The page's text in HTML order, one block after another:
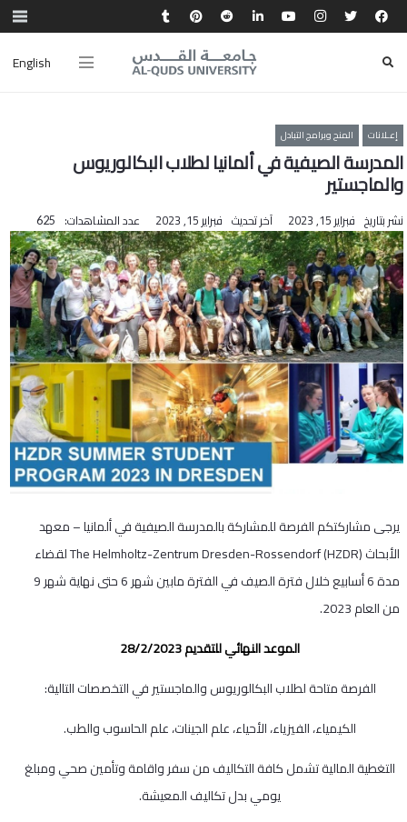
English
إعـلانات المنح وبرامج التبادل
المدرسة الصيفية في ألمانيا لطلاب البكالوريوس
والماجستير
نشر بتاريخ فبراير 15, 2023 آخر تحديث فبراير 15, 2023 عدد المشاهدات: 625
يرجى مشاركتكم الفرصة للمشاركة بالمدرسة الصيفية في ألمانيا – معهد
الأبحاث The Helmholtz-Zentrum Dresden-Rossendorf (HZDR) لقضاء
مدة 6 أسابيع خلال فترة الصيف في الفترة مابين شهر 6 حتى نهاية شهر 9
من العام 2023.
الموعد النهائي للتقديم 28/2/2023
الفرصة متاحة لطلاب البكالوريوس والماجستير في التخصصات التالية:
الكيمياء، الفيزياء، الأحياء، علم الجينات، علم الحاسوب والطب.
التغطية المالية تشمل كافة التكاليف من سفر واقامة وتأمين صحي ومبلغ
يومي بدل تكاليف المعيشة.